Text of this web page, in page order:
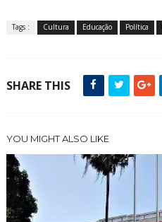
Tags : Cultura Educação Política
SHARE THIS
YOU MIGHT ALSO LIKE